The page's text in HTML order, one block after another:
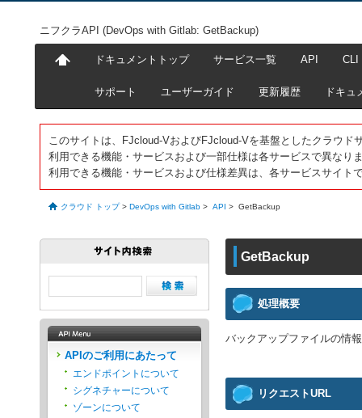
ニフクラAPI (DevOps with Gitlab: GetBackup)
ドキュメントトップ サービス一覧 API CLI
サポート ユーザーガイド 更新履歴 ドキュ
このサイトは、FJcloud-VおよびFJcloud-Vを基盤としたクラウド
利用できる機能・サービスおよび一部仕様は各サービスで異なり
利用できる機能・サービスおよび仕様差異は、各サービスサイト
クラウド トップ > DevOps with Gitlab > API > GetBackup
GetBackup
処理概要
バックアップファイルの情
リクエストURL
APIのご利用にあたって
エンドポイントについて
シグネチャーについて
ゾーンについて